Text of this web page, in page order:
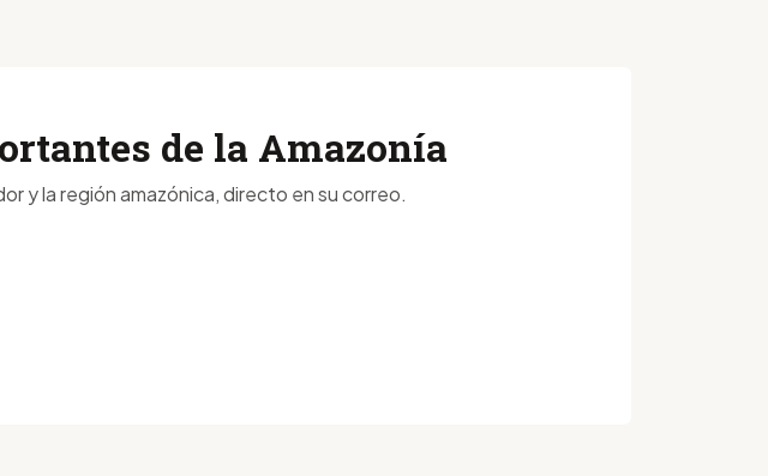
de la Amazonía
y la región amazónica, directo en su correo.